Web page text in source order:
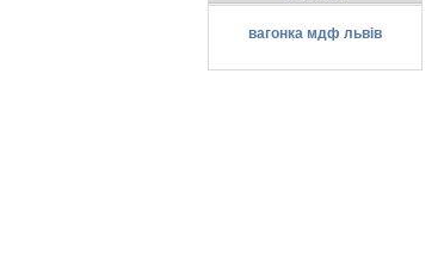
вагонка мдф львів